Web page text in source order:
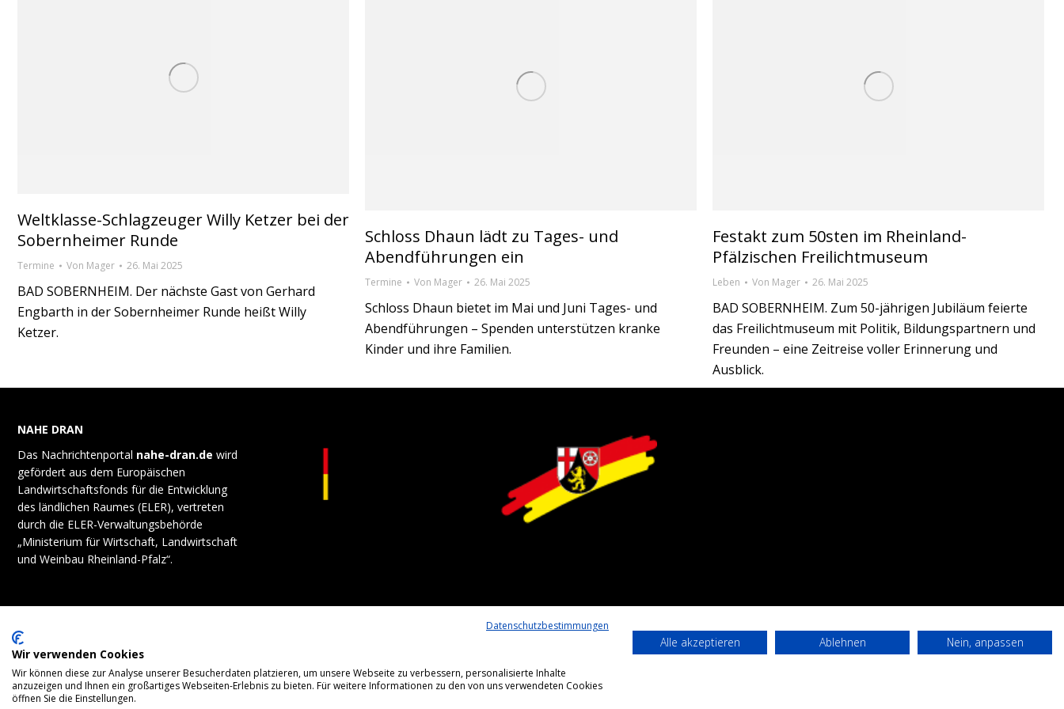
Weltklasse-Schlagzeuger Willy Ketzer bei der
Sobernheimer Runde
Termine Von Mager 26. Mai 2025
BAD SOBERNHEIM. Der nächste Gast von Gerhard
Engbarth in der Sobernheimer Runde heißt Willy
Ketzer.
Schloss Dhaun lädt zu Tages- und
Abendführungen ein
Termine Von Mager 26. Mai 2025
Schloss Dhaun bietet im Mai und Juni Tages- und
Abendführungen – Spenden unterstützen kranke
Kinder und ihre Familien.
Festakt zum 50sten im Rheinland-
Pfälzischen Freilichtmuseum
Leben Von Mager 26. Mai 2025
BAD SOBERNHEIM. Zum 50-jährigen Jubiläum feierte
das Freilichtmuseum mit Politik, Bildungspartnern und
Freunden – eine Zeitreise voller Erinnerung und
Ausblick.
NAHE DRAN
Das Nachrichtenportal nahe-dran.de wird
gefördert aus dem Europäischen
Landwirtschaftsfonds für die Entwicklung
des ländlichen Raumes (ELER), vertreten
durch die ELER-Verwaltungsbehörde
„Ministerium für Wirtschaft, Landwirtschaft
und Weinbau Rheinland-Pfalz“.
Datenschutzbestimmungen
Wir verwenden Cookies
Wir können diese zur Analyse unserer Besucherdaten platzieren, um unsere Webseite zu verbessern, personalisierte Inhalte
anzuzeigen und Ihnen ein großartiges Webseiten-Erlebnis zu bieten. Für weitere Informationen zu den von uns verwendeten Cookies
öffnen Sie die Einstellungen.
Alle akzeptieren Ablehnen Nein, anpassen